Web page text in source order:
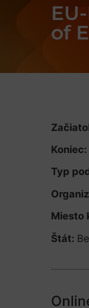
of
Koniec:
Typ
Miesto
Štát: